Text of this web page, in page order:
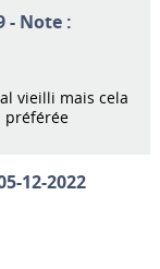
- Note :
vieilli mais cela
préférée
12-2022